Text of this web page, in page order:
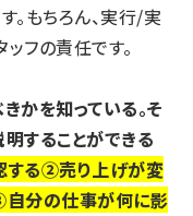
。もちろん、実行/実
フの責任です。
かを知っている。そ
することができる
する②売り上げが変
自分の仕事が何に影